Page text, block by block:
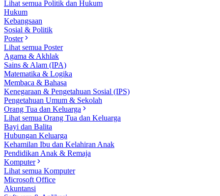
Lihat semua Politik dan Hukum
Hukum
Kebangsaan
Sosial & Politik
Poster
Lihat semua Poster
Agama & Akhlak
Sains & Alam (IPA)
Matematika & Logika
Membaca & Bahasa
Kenegaraan & Pengetahuan Sosial (IPS)
Pengetahuan Umum & Sekolah
Orang Tua dan Keluarga
Lihat semua Orang Tua dan Keluarga
Bayi dan Balita
Hubungan Keluarga
Kehamilan Ibu dan Kelahiran Anak
Pendidikan Anak & Remaja
Komputer
Lihat semua Komputer
Microsoft Office
Akuntansi